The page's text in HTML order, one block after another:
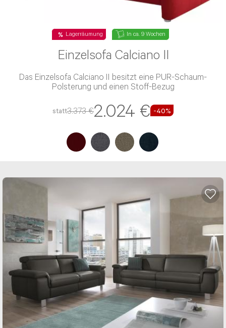
Lagerräumung In ca. 9 Wochen
Einzelsofa Calciano II
Das Einzelsofa Calciano II besitzt eine PUR-Schaum-
Polsterung und einen Stoff-Bezug
statt3.373 €2.024 € -40%